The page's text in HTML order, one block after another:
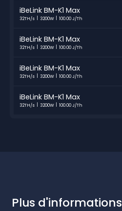
iBeLink BM-K1 Max
32TH/s 3200W 100.00 J/Th
iBeLink BM-K1 Max
32TH/s 3200W 100.00 J/Th
iBeLink BM-K1 Max
32TH/s 3200W 100.00 J/Th
iBeLink BM-K1 Max
32TH/s 3200W 100.00 J/Th
Plus d'informations